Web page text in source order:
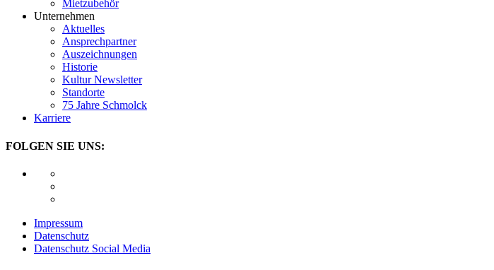
Mietzubehör
Unternehmen
Aktuelles
Ansprechpartner
Auszeichnungen
Historie
Kultur Newsletter
Standorte
75 Jahre Schmolck
Karriere
FOLGEN SIE UNS:
Impressum
Datenschutz
Datenschutz Social Media